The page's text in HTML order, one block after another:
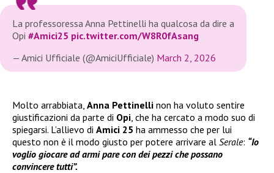
La professoressa Anna Pettinelli ha qualcosa da dire a
Opi #Amici25 pic.twitter.com/W8R0fAsang
— Amici Ufficiale (@AmiciUfficiale) March 2, 2026
Molto arrabbiata, Anna Pettinelli non ha voluto sentire
giustificazioni da parte di Opi , che ha cercato a modo suo di
spiegarsi. L’allievo di Amici 25 ha ammesso che per lui
questo non è il modo giusto per potere arrivare al Serale: “Io
voglio giocare ad armi pare con dei pezzi che possano
convincere tutti”.